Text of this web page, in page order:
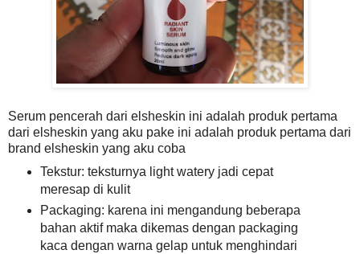
Serum pencerah dari elsheskin ini adalah produk pertama
dari elsheskin yang aku pake ini adalah produk pertama dari
brand elsheskin yang aku coba
Tekstur: teksturnya light watery jadi cepat
meresap di kulit
Packaging: karena ini mengandung beberapa
bahan aktif maka dikemas dengan packaging
kaca dengan warna gelap untuk menghindari